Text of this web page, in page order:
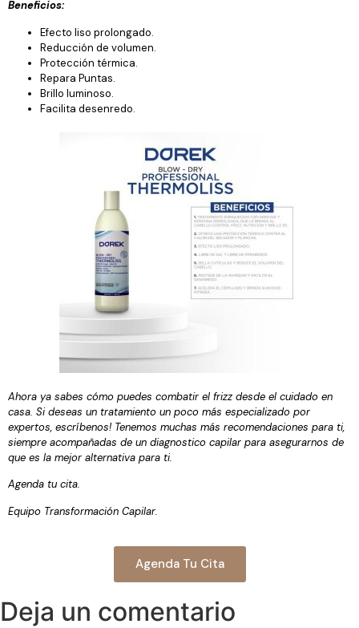
Beneficios:
Efecto liso prolongado.
Reducción de volumen.
Protección térmica.
Repara Puntas.
Brillo luminoso.
Facilita desenredo.
Ahora ya sabes cómo puedes combatir el frizz desde el cuidado en
casa. Si deseas un tratamiento un poco más especializado por
expertos, escríbenos! Tenemos muchas más recomendaciones para ti,
siempre acompañadas de un diagnostico capilar para asegurarnos de
que es la mejor alternativa para ti.
Agenda tu cita.
Equipo Transformación Capilar.
Agenda Tu Cita
Deja un comentario